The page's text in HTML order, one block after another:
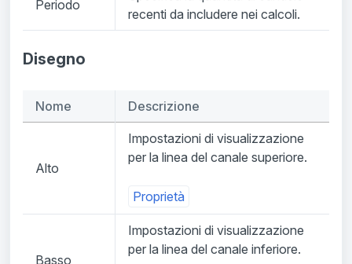
Periodo
recenti da includere nei calcoli.
Disegno
Nome Descrizione
Alto
Impostazioni di visualizzazione
per la linea del canale superiore.
Proprietà
Basso
Impostazioni di visualizzazione
per la linea del canale inferiore.